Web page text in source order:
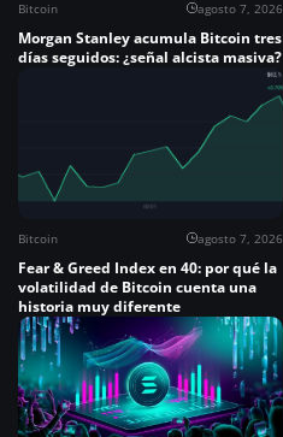
Bitcoin agosto 7, 2026
Morgan Stanley acumula Bitcoin tres
días seguidos: ¿señal alcista masiva?
Bitcoin agosto 7, 2026
Fear & Greed Index en 40: por qué la
volatilidad de Bitcoin cuenta una
historia muy diferente